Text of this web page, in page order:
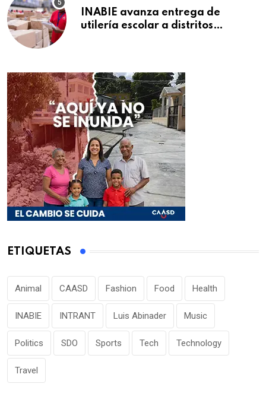
INABIE avanza entrega de
utilería escolar a distritos
ETIQUETAS
Animal CAASD Fashion Food Health
INABIE INTRANT Luis Abinader Music
Politics SDO Sports Tech Technology
Travel